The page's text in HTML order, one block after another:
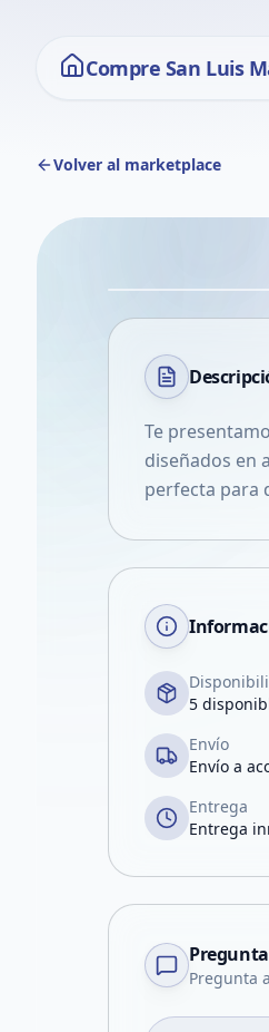
Compre San Luis
Volver al marketplace
Te
diseñados en
perfecta para
5
Envío
Envío a
Entrega
Entrega
Pregunta